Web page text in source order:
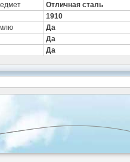
Отличная сталь
1910
Да
Да
Да